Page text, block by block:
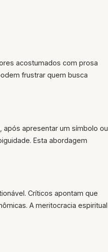
acostumados com prosa
frustrar quem busca
após apresentar um símbolo ou
Esta abordagem
Críticos apontam que
A meritocracia espiritual